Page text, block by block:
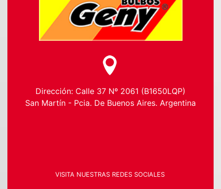
Dirección: Calle 37 Nº 2061 (B1650LQP)
San Martín - Pcia. De Buenos Aires. Argentina
VISITA NUESTRAS REDES SOCIALES